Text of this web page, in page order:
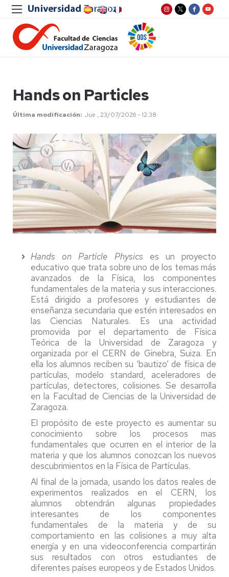
Hands on Particles
Última modificación Jue , 23/07/2026 - 12:38
Hands on Particle Physics es un proyecto
educativo que trata sobre uno de los temas más
avanzados de la Física, los componentes
fundamentales de la materia y sus interacciones.
Está dirigido a profesores y estudiantes de
enseñanza secundaria que estén interesados en
las Ciencias Naturales. Es una actividad
promovida por el departamento de Física
Teórica de la Universidad de Zaragoza y
organizada por el CERN de Ginebra, Suiza. En
ella los alumnos reciben su ‘bautizo’ de física de
partículas, modelo standard, aceleradores de
partículas, detectores, colisiones. Se desarrolla
en la Facultad de Ciencias de la Universidad de
Zaragoza.
El propósito de este proyecto es aumentar su
conocimiento sobre los procesos mas
fundamentales que ocurren en el interior de la
materia y que los alumnos conozcan los nuevos
descubrimientos en la Física de Partículas.
Al final de la jornada, usando los datos reales de
experimentos realizados en el CERN, los
alumnos obtendrán algunas propiedades
interesantes de los componentes
fundamentales de la materia y de su
comportamiento en las colisiones a muy alta
energía y en una videoconferencia compartirán
sus resultados con otros estudiantes de
diferentes países europeos y de Estados Unidos.